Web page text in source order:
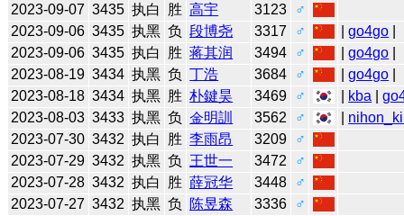
2023-09-07 3435 执白 胜 高宇 3123
♂
2023-09-06 3435 执黑 负 段博尧 3317 ♂ |go4go
2023-09-06 3435 执白 胜 蒋其润 3494 ♂ |go4go
2023-08-19 3434 执黑 负 丁浩 3684 ♂ |go4go
2023-08-18 3434 执黑 胜 朴鍵昊 3469 ♂ kba |
2023-08-03 3433 执黑 负 金明訓 3562 ♂
2023-07-30 3432 执白 胜 李雨昂 3209
♂
2023-07-29 3432 执黑 负 王世一 3472
♂
2023-07-28 3432 执白 胜 薛冠华 3448
♂
2023-07-27 3432 执黑 负 陈昱森 3336
♂